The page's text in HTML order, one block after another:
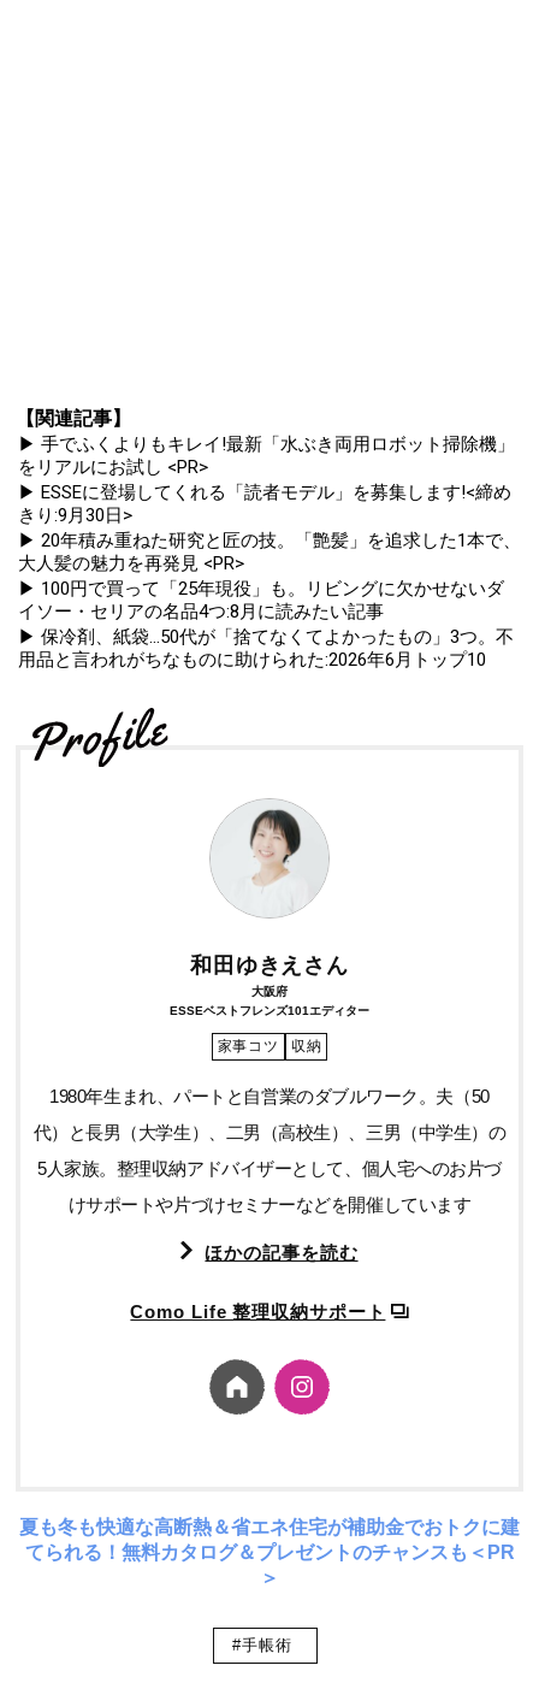
【関連記事】
▶ 手でふくよりもキレイ!最新「水ぶき両用ロボット掃除機」
をリアルにお試し <PR>
▶ ESSEに登場してくれる「読者モデル」を募集します!<締め
きり:9月30日>
▶ 20年積み重ねた研究と匠の技。「艶髪」を追求した1本で、
大人髪の魅力を再発見 <PR>
▶ 100円で買って「25年現役」も。リビングに欠かせないダ
イソー・セリアの名品4つ:8月に読みたい記事
▶ 保冷剤、紙袋...50代が「捨てなくてよかったもの」3つ。不
用品と言われがちなものに助けられた:2026年6月トップ10
和田ゆきえさん
大阪府
ESSEベストフレンズ101エディター
家事コツ 収納
1980年生まれ、パートと自営業のダブルワーク。夫（50
代）と長男（大学生）、二男（高校生）、三男（中学生）の
5人家族。整理収納アドバイザーとして、個人宅へのお片づ
けサポートや片づけセミナーなどを開催しています
ほかの記事を読む
Como Life 整理収納サポート
夏も冬も快適な高断熱＆省エネ住宅が補助金でおトクに建
てられる！無料カタログ＆プレゼントのチャンスも＜PR
＞
#手帳術